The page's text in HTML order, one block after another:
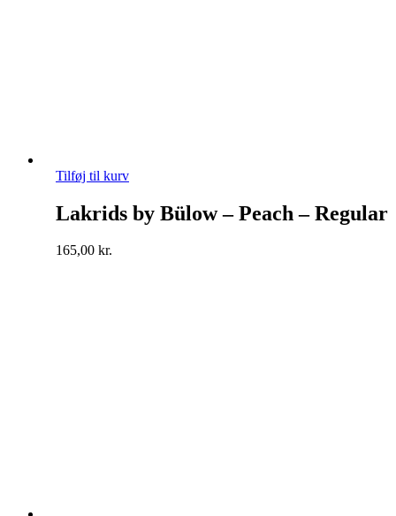
Tilføj til kurv
Lakrids by Bülow – Peach – Regular
165,00 kr.